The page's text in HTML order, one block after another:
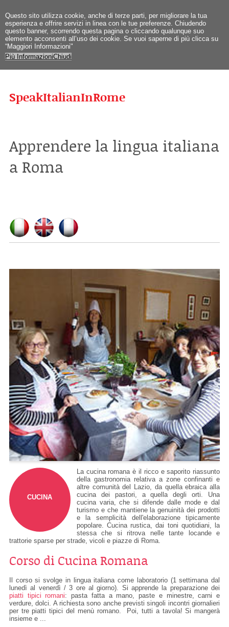
Questo sito utilizza cookie, anche di terze parti, per migliorare la tua
esperienza e offrire servizi in linea con le tue preferenze. Chiudendo
questo banner, scorrendo questa pagina o cliccando qualunque suo
elemento acconsenti all’uso dei cookie. Se vuoi saperne di più clicca su
“Maggiori Informazioni"
Più InformazioniChiudi
SpeakItalianInRome
Apprendere la lingua italiana
a Roma
CUCINA
La cucina romana è il ricco e saporito riassunto
della gastronomia relativa a zone confinanti e
altre comunità del Lazio, da quella ebraica alla
cucina dei pastori, a quella degli orti. Una
cucina varia, che si difende dalle mode e dal
turismo e che mantiene la genuinità dei prodotti
e la semplicità dell'elaborazione tipicamente
popolare. Cucina rustica, dai toni quotidiani, la
stessa che si ritrova nelle tante locande e
trattorie sparse per strade, vicoli e piazze di Roma.
Corso di Cucina Romana
Il corso si svolge in lingua italiana come laboratorio (1 settimana dal
lunedì al venerdì / 3 ore al giorno). Si apprende la preparazione dei
piatti tipici romani: pasta fatta a mano, paste e minestre, carni e
verdure, dolci. A richiesta sono anche previsti singoli incontri giornalieri
per tre piatti tipici del menù romano. Poi, tutti a tavola! Si mangerà
insieme e ...